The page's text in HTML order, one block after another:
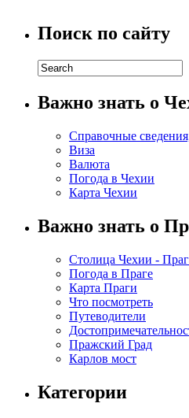
Поиск по сайту
Важно знать о
Справочные
Виза
Валюта
Погода в Чехии
Карта Чехии
Важно знать о
Столица Чехии -
Погода в Праге
Карта Праги
Что посмотреть
Путеводители
Пражский Град
Карлов мост
Категории